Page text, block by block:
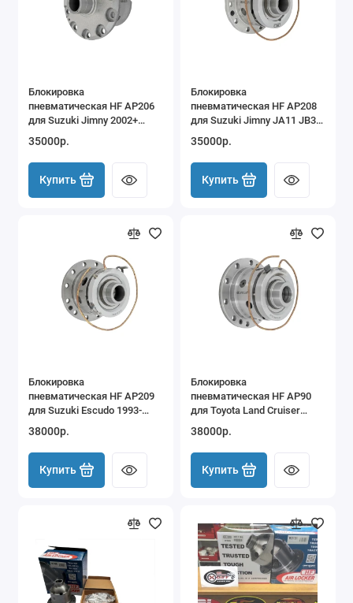
Блокировка
пневматическая HF AP206
для Suzuki Jimny 2002+
35000р.
Купить
Блокировка
пневматическая HF AP208
для Suzuki Jimny JA11 JB31
Vitara
35000р.
Купить
Блокировка
пневматическая HF AP209
для Suzuki Escudo 1993-
задняя
38000р.
Купить
Блокировка
пневматическая HF AP90
для Toyota Land Cruiser
Tacoma 7.5" IFS передняя
38000р.
Купить